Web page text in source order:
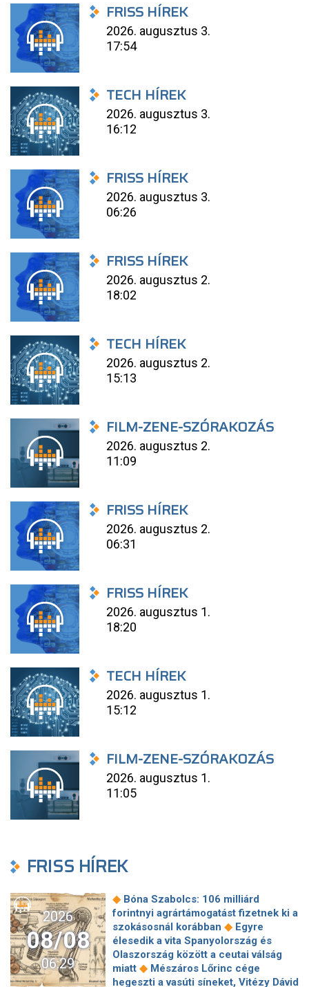
FRISS HÍREK
2026. augusztus 3.
17:54
TECH HÍREK
2026. augusztus 3.
16:12
FRISS HÍREK
2026. augusztus 3.
06:26
FRISS HÍREK
2026. augusztus 2.
18:02
TECH HÍREK
2026. augusztus 2.
15:13
FILM-ZENE-SZÓRAKOZÁS
2026. augusztus 2.
11:09
FRISS HÍREK
2026. augusztus 2.
06:31
FRISS HÍREK
2026. augusztus 1.
18:20
TECH HÍREK
2026. augusztus 1.
15:12
FILM-ZENE-SZÓRAKOZÁS
2026. augusztus 1.
11:05
FRISS HÍREK
2026
08/08
06:29
◆ Bóna Szabolcs: 106 milliárd
forintnyi agrártámogatást fizetnek ki a
szokásosnál korábban ◆ Egyre
élesedik a vita Spanyolország és
Olaszország között a ceutai válság
miatt ◆ Mészáros Lőrinc cége
hegeszti a vasúti síneket, Vitézy Dávid